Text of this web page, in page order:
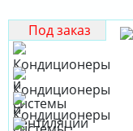
Под заказ